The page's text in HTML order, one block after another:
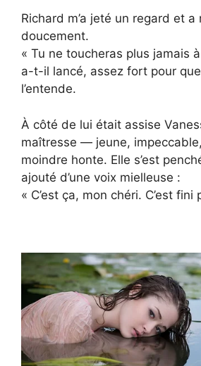
Richard m’a jeté un regard et a
doucement.
« Tu ne toucheras plus jamais
a-t-il lancé, assez fort pour
l’entende.
À côté de lui était assise
maîtresse — jeune,
moindre honte. Elle s’est
ajouté d’une voix mielleuse :
« C’est ça, mon chéri. C’est fini